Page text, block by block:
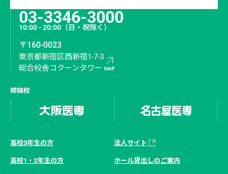
03-3346-3000
10:00 - 20:00 （日・祝除く）
〒160-0023
東京都新宿区西新宿1-7-3
総合校舎コクーンタワー
姉妹校
高校3年生の方
高校1・2年生の方
法人サイト
ホール貸出しのご案内